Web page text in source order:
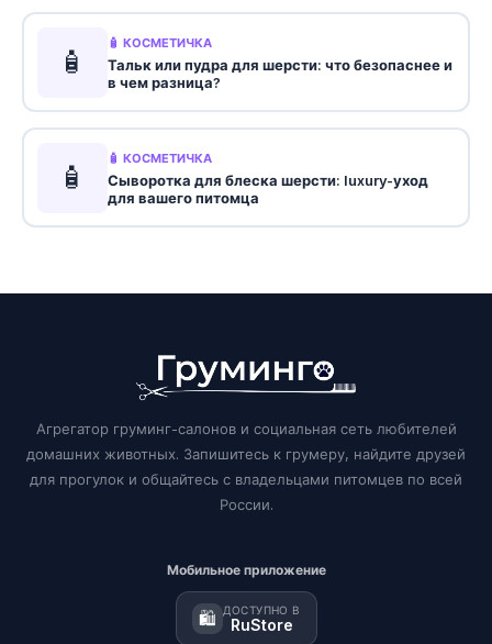
🧴
🧴 КОСМЕТИЧКА
Тальк или пудра для шерсти: что безопаснее и
в чем разница?
🧴
🧴 КОСМЕТИЧКА
Сыворотка для блеска шерсти: luxury-уход
для вашего питомца
Агрегатор груминг-салонов и социальная сеть любителей
домашних животных. Запишитесь к грумеру, найдите друзей
для прогулок и общайтесь с владельцами питомцев по всей
России.
Мобильное приложение
🛍️ ДОСТУПНО В
RuStore